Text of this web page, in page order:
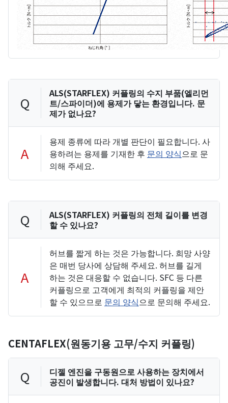
Q
ALS(STARFLEX) 커플링의 수지 부품(엘리먼
트/스파이더)에 용제가 닿는 환경입니다. 문
제가 없나요?
A
용제 종류에 따라 개별 판단이 필요합니다. 사
용하려는 용제를 기재한 후 문의 양식으로 문
의해 주세요.
Q
ALS(STARFLEX) 커플링의 전체 길이를 변경
할 수 있나요?
A
허브를 짧게 하는 것은 가능합니다. 희망 사양
은 매번 당사에 상담해 주세요. 허브를 길게
하는 것은 대응할 수 없습니다. SFC 등 다른
커플링으로 고객에게 최적의 커플링을 제안
할 수 있으므로 문의 양식으로 문의해 주세요.
CENTAFLEX(원동기용 고무/수지 커플링)
Q
디젤 엔진을 구동원으로 사용하는 장치에서
공진이 발생합니다. 대처 방법이 있나요?